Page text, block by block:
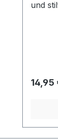
und
14,95